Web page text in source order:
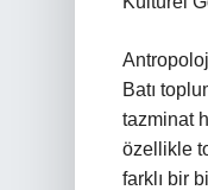
Batı
tazminat
özellikle
farklı bir